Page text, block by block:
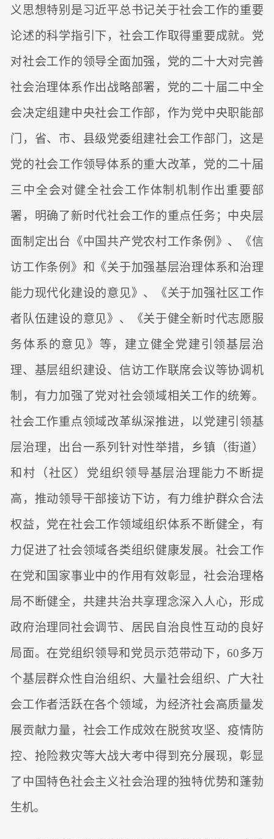
义思想特别是习近平总书记关于社会工作的重要
论述的科学指引下，社会工作取得重要成就。党
对社会工作的领导全面加强，党的二十大对完善
社会治理体系作出战略部署，党的二十届二中全
会决定组建中央社会工作部，作为党中央职能部
门，省、市、县级党委组建社会工作部门，这是
党的社会工作领导体系的重大改革，党的二十届
三中全会对健全社会工作体制机制作出重要部
署，明确了新时代社会工作的重点任务；中央层
面制定出台《中国共产党农村工作条例》、《信
访工作条例》和《关于加强基层治理体系和治理
能力现代化建设的意见》、《关于加强社区工作
者队伍建设的意见》、《关于健全新时代志愿服
务体系的意见》等，建立健全党建引领基层治
理、基层组织建设、信访工作联席会议等协调机
制，有力加强了党对社会领域相关工作的统筹。
社会工作重点领域改革纵深推进，以党建引领基
层治理，出台一系列针对性举措，乡镇（街道）
和村（社区）党组织领导基层治理能力不断提
高，推动领导干部接访下访，有力维护群众合法
权益，党在社会工作领域组织体系不断健全，有
力促进了社会领域各类组织健康发展。社会工作
在党和国家事业中的作用有效彰显，社会治理格
局不断健全，共建共治共享理念深入人心，形成
政府治理同社会调节、居民自治良性互动的良好
局面。在党组织领导和党员示范带动下，60多万
个基层群众性自治组织、大量社会组织、广大社
会工作者活跃在各个领域，为经济社会高质量发
展贡献力量，社会工作成效在脱贫攻坚、疫情防
控、抢险救灾等大战大考中得到充分展现，彰显
了中国特色社会主义社会治理的独特优势和蓬勃
生机。